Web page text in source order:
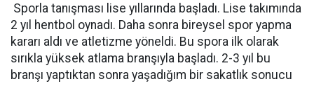
Sporla tanışması lise yıllarında başladı. Lise takımında
2 yıl hentbol oynadı. Daha sonra bireysel spor yapma
kararı aldı ve atletizme yöneldi. Bu spora ilk olarak
sırıkla yüksek atlama branşıyla başladı. 2-3 yıl bu
branşı yaptıktan sonra yaşadığım bir sakatlık sonucu